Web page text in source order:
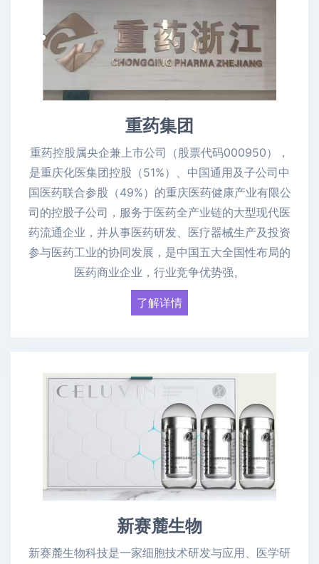
重药集团
重药控股属央企兼上市公司（股票代码000950），
是重庆化医集团控股（51%）、中国通用及子公司中
国医药联合参股（49%）的重庆医药健康产业有限公
司的控股子公司，服务于医药全产业链的大型现代医
药流通企业，并从事医药研发、医疗器械生产及投资
参与医药工业的协同发展，是中国五大全国性布局的
医药商业企业，行业竞争优势强。
了解详情
新赛麓生物
新赛麓生物科技是一家细胞技术研发与应用、医学研